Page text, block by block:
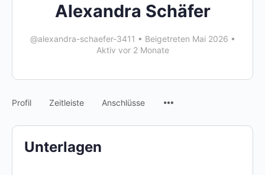
Alexandra Schäfer
@alexandra-schaefer-3411 • Beigetreten Mai 2026 •
Aktiv vor 2 Monate
Profil Zeitleiste Anschlüsse
Unterlagen